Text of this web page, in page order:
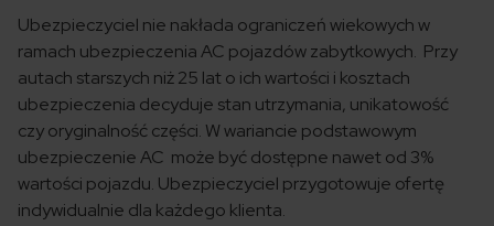
Ubezpieczyciel nie nakłada ograniczeń wiekowych w
ramach ubezpieczenia AC pojazdów zabytkowych. Przy
autach starszych niż 25 lat o ich wartości i kosztach
ubezpieczenia decyduje stan utrzymania, unikatowość
czy oryginalność części. W wariancie podstawowym
ubezpieczenie AC może być dostępne nawet od 3%
wartości pojazdu. Ubezpieczyciel przygotowuje ofertę
indywidualnie dla każdego klienta.